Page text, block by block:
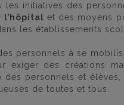
les initiatives des
l’hôpital et des moyens
les établissements
personnels à se
exiger des créations
des personnels et
de toutes et tous.